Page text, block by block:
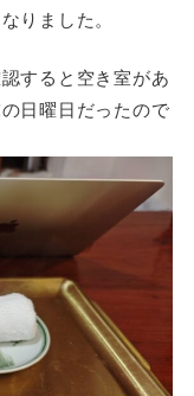
りました。
すると空き室があ
日曜日だったので